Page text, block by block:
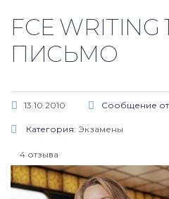
FCE
ПИСЬМО
13.10.2010 Сообщение
Категория: Экзамены
4 отзыва